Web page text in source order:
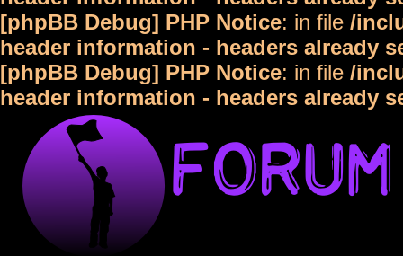
[phpBB Debug] PHP Notice: in file /
header information - headers already
[phpBB Debug] PHP Notice: in file /
header information - headers already